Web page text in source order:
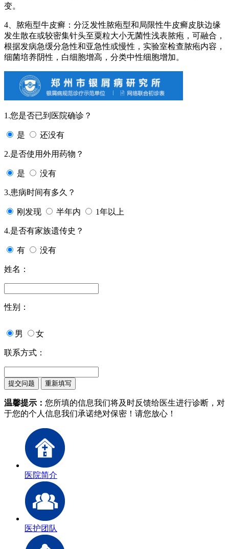
变。
4、脓疱型牛皮癣：分泛发性脓疱型和局限性牛皮癣皮肤边缘
发生散在或较密集针头至粟粒大小无菌性浅表脓疱，可融合，
根据发病急缓分急性和亚急性或慢性，实验室检查脓疱内容，
细菌培养阴性，白细胞增高，分类中性细胞增加。
1.您是否已到医院确诊？
是 还没有
2.是否使用外用药物？
是 没有
3.患病时间有多久？
刚发现 半年内 1年以上
4.是否有家族遗传史？
有 没有
姓名：
性别：
男 女
联系方式：
温馨提示： 您所填的信息我们将及时反馈给医生进行诊断，对
于您的个人信息我们承诺绝对保密！请您放心！
医院简介
医护团队